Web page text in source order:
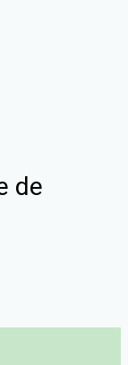
de